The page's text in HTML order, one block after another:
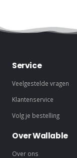
Service
Veelgestelde vragen
Klantenservice
Volg je bestelling
Over Wallable
Over ons